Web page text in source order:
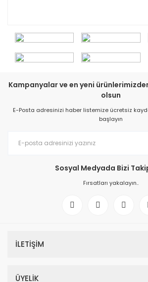
Kampanyalar ve en yeni
olsun
E-Posta adresinizi haber listemize ücretsiz
başlayın
Sosyal Medyada Bizi
Fırsatları yakalayın..
İLETİŞİM
ÜYELİK